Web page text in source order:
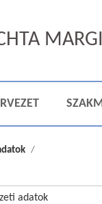
adatok